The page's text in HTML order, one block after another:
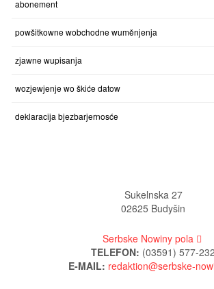
abonement
powšitkowne wobchodne wuměnjenja
zjawne wupisanja
wozjewjenje wo škiće datow
deklaracija bjezbarjernosće
Sukelnska 27
02625 Budyšin
Serbske Nowiny pola
TELEFON: (03591) 577-232
E-MAIL: